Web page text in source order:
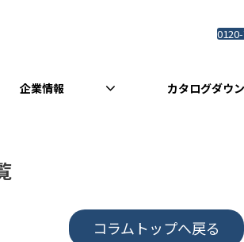
企業情報 カタログダウ
コラムトップへ戻る